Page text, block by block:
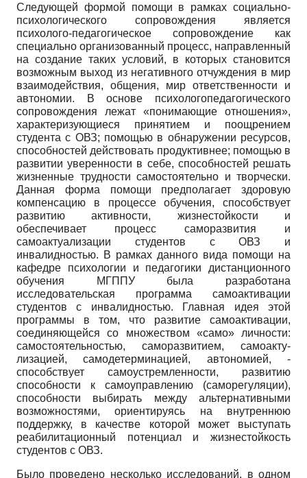
Следующей формой помощи в рамках социально-
психологического сопровождения является
психолого-педагогическое сопровождение как
специально организованный процесс, направленный
на создание таких условий, в которых становится
возможным выход из негативного отчуждения в мир
взаимодействия, общения, мир ответственности и
автономии. В основе психолого­педагогического
сопровождения лежат «понимающие отношения»,
характеризующиеся принятием и поощрением
студента с ОВЗ; помощью в обнаружении ресурсов,
способностей действовать продуктивнее; помощью в
развитии уверенности в себе, способностей решать
жизненные трудности самостоятельно и творчески.
Данная форма помощи предполагает здоровую
компенсацию в процессе обучения, способствует
развитию активности, жизнестойкости и
обеспечивает процесс саморазвития и
самоактуализации студентов с ОВЗ и
инвалидностью. В рамках данного вида помощи на
кафедре психологии и педагогики дистанционного
обучения МГППУ была разработана
исследовательская программа самоактивации
студентов с инвалидностью. Главная идея этой
программы в том, что развитие самоактивации,
соединяющейся со множеством «само» личности:
самостоятельностью, саморазвитием, самоакту-
лизацией, самодетерминацией, автономией, -
способствует самоустремленности, развитию
способности к самоуправлению (саморегуляции),
способности выбирать между альтернативными
возможностями, ориентируясь на внутреннюю
поддержку, в качестве которой может выступать
реабилитационный потенциал и жизнестойкость
студентов с ОВЗ.
Было проведено несколько исследований, в одном